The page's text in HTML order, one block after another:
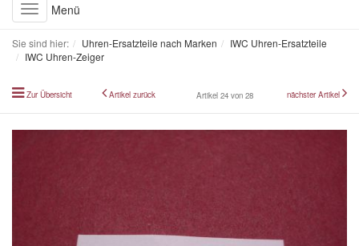
Toggle
navigation
Menü
Sie sind hier: Uhren-Ersatzteile nach Marken
IWC Uhren-Ersatzteile
IWC Uhren-Zeiger
Zur Übersicht Artikel zurück Artikel 24 von 28 nächster Artikel